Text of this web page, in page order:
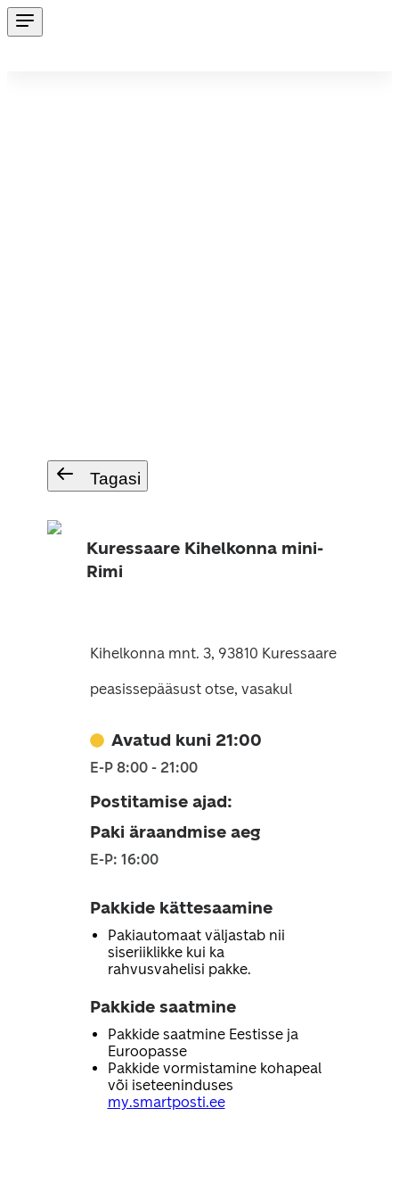
Tagasi
Kuressaare Kihelkonna mini-
Rimi
Kihelkonna mnt. 3, 93810 Kuressaare
peasissepääsust otse, vasakul
Avatud kuni 21:00
E-P 8:00 - 21:00
Postitamise ajad:
Paki äraandmise aeg
E-P: 16:00
Pakkide kättesaamine
Pakiautomaat väljastab nii
siseriiklikke kui ka
rahvusvahelisi pakke.
Pakkide saatmine
Pakkide saatmine Eestisse ja
Euroopasse
Pakkide vormistamine kohapeal
või iseteeninduses
my.smartposti.ee